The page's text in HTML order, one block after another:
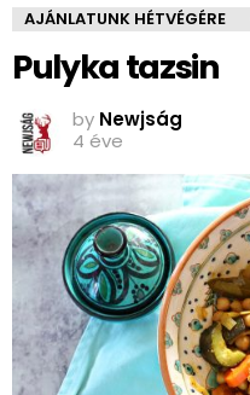
AJÁNLATUNK HÉTVÉGÉRE
Pulyka tazsin
by Newjság
4 éve